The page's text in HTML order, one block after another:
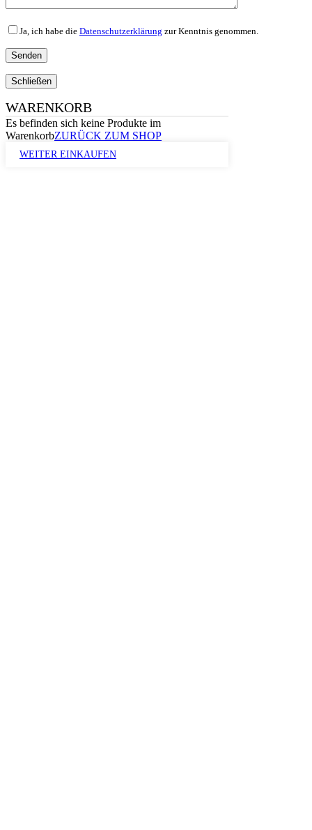
Ja, ich habe die Datenschutzerklärung zur Kenntnis genommen.
Schließen
WARENKORB
Es befinden sich keine Produkte im
WarenkorbZURÜCK ZUM SHOP
WEITER EINKAUFEN